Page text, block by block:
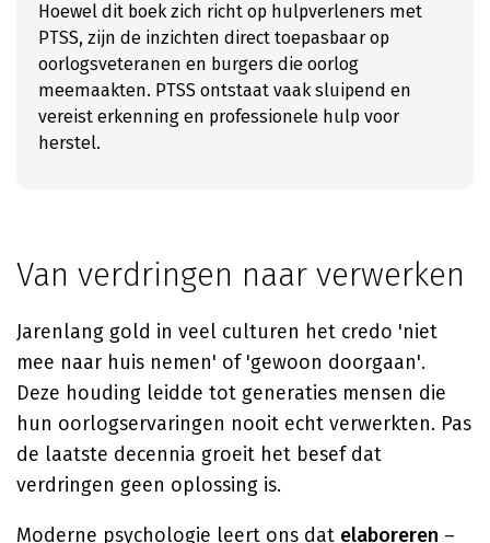
Hoewel dit boek zich richt op hulpverleners met
PTSS, zijn de inzichten direct toepasbaar op
oorlogsveteranen en burgers die oorlog
meemaakten. PTSS ontstaat vaak sluipend en
vereist erkenning en professionele hulp voor
herstel.
Van verdringen naar verwerken
Jarenlang gold in veel culturen het credo 'niet
mee naar huis nemen' of 'gewoon doorgaan'.
Deze houding leidde tot generaties mensen die
hun oorlogservaringen nooit echt verwerkten. Pas
de laatste decennia groeit het besef dat
verdringen geen oplossing is.
Moderne psychologie leert ons dat elaboreren –